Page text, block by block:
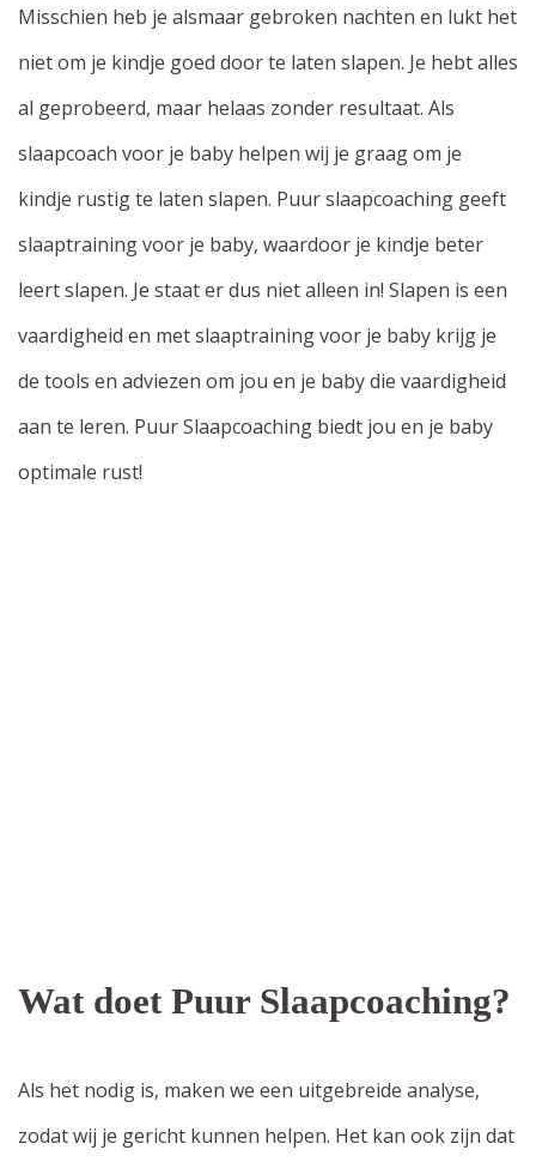
Misschien heb je alsmaar gebroken nachten en lukt het
niet om je kindje goed door te laten slapen. Je hebt alles
al geprobeerd, maar helaas zonder resultaat. Als
slaapcoach voor je baby helpen wij je graag om je
kindje rustig te laten slapen. Puur slaapcoaching geeft
slaaptraining voor je baby, waardoor je kindje beter
leert slapen. Je staat er dus niet alleen in! Slapen is een
vaardigheid en met slaaptraining voor je baby krijg je
de tools en adviezen om jou en je baby die vaardigheid
aan te leren. Puur Slaapcoaching biedt jou en je baby
optimale rust!
Wat doet Puur Slaapcoaching?
Als het nodig is, maken we een uitgebreide analyse,
zodat wij je gericht kunnen helpen. Het kan ook zijn dat